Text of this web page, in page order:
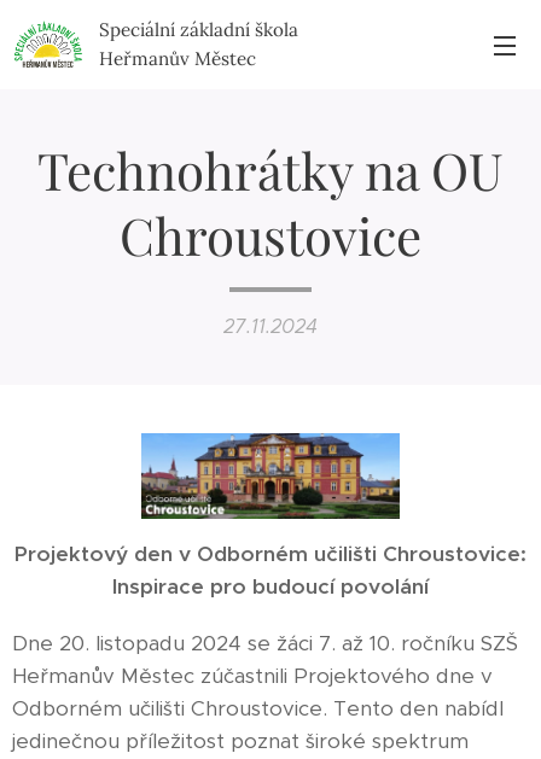
Speciální základní škola
Heřmanův Městec
Technohrátky na OU
Chroustovice
27.11.2024
Projektový den v Odborném učilišti Chroustovice:
Inspirace pro budoucí povolání
Dne 20. listopadu 2024 se žáci 7. až 10. ročníku SZŠ
Heřmanův Městec zúčastnili Projektového dne v
Odborném učilišti Chroustovice. Tento den nabídl
jedinečnou příležitost poznat široké spektrum